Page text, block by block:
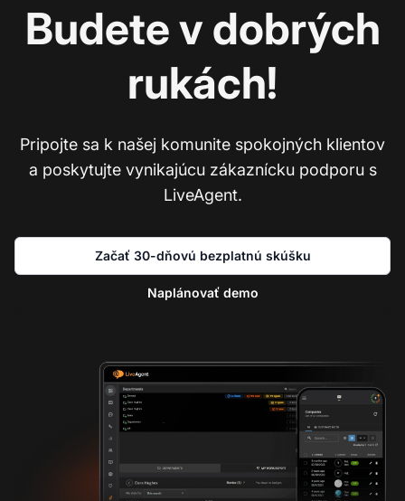
Budete v dobrých
rukách!
Pripojte sa k našej komunite spokojných klientov
a poskytujte vynikajúcu zákaznícku podporu s
LiveAgent.
Začať 30-dňovú bezplatnú skúšku
Naplánovať demo